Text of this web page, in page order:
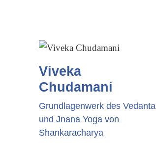
Viveka
Chudamani
Grundlagenwerk des Vedanta
und Jnana Yoga von
Shankaracharya